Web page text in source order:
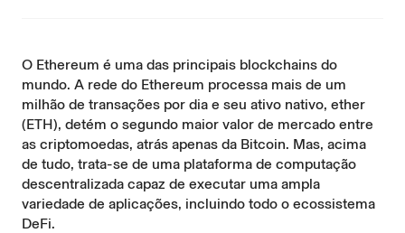
O Ethereum é uma das principais blockchains do
mundo. A rede do Ethereum processa mais de um
milhão de transações por dia e seu ativo nativo, ether
(ETH), detém o segundo maior valor de mercado entre
as criptomoedas, atrás apenas da Bitcoin. Mas, acima
de tudo, trata-se de uma plataforma de computação
descentralizada capaz de executar uma ampla
variedade de aplicações, incluindo todo o ecossistema
DeFi.